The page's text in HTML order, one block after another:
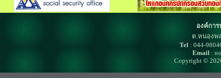
องค์กา
ต.หนองพ
Tel: 044-
Email :
Copyright ©